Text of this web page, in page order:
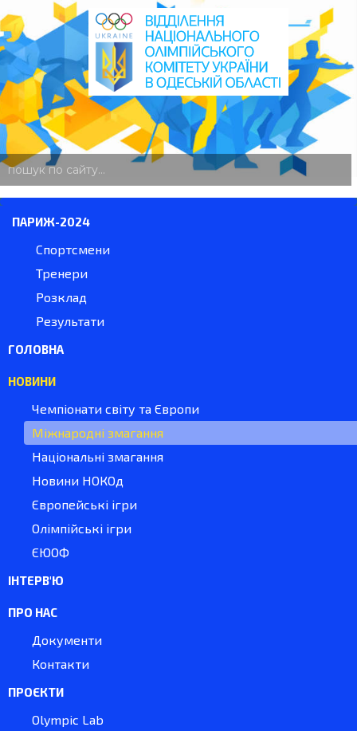
пошук
по
ПАРИЖ-2024
Спортсмени
Тренери
Розклад
Результати
ГОЛОВНА
НОВИНИ
Чемпіонати світу та Європи
Міжнародні змагання
Національні змагання
Новини НОКОд
Європейські ігри
Олімпійські ігри
ЄЮОФ
ІНТЕРВ'Ю
ПРО НАС
Документи
Контакти
ПРОЄКТИ
Olympic Lab